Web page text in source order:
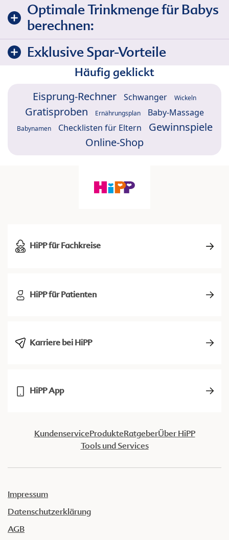
Optimale Trinkmenge für Babys
berechnen:
Exklusive Spar-Vorteile
Häufig geklickt
Eisprung-Rechner Schwanger Wickeln
Gratisproben Ernährungsplan Baby-Massage
Babynamen Checklisten für Eltern
Gewinnspiele
Online-Shop
HiPP für Fachkreise
HiPP für Patienten
Karriere bei HiPP
HiPP App
KundenserviceProdukteRatgeberÜber HiPP
Tools und Services
Impressum
Datenschutzerklärung
AGB